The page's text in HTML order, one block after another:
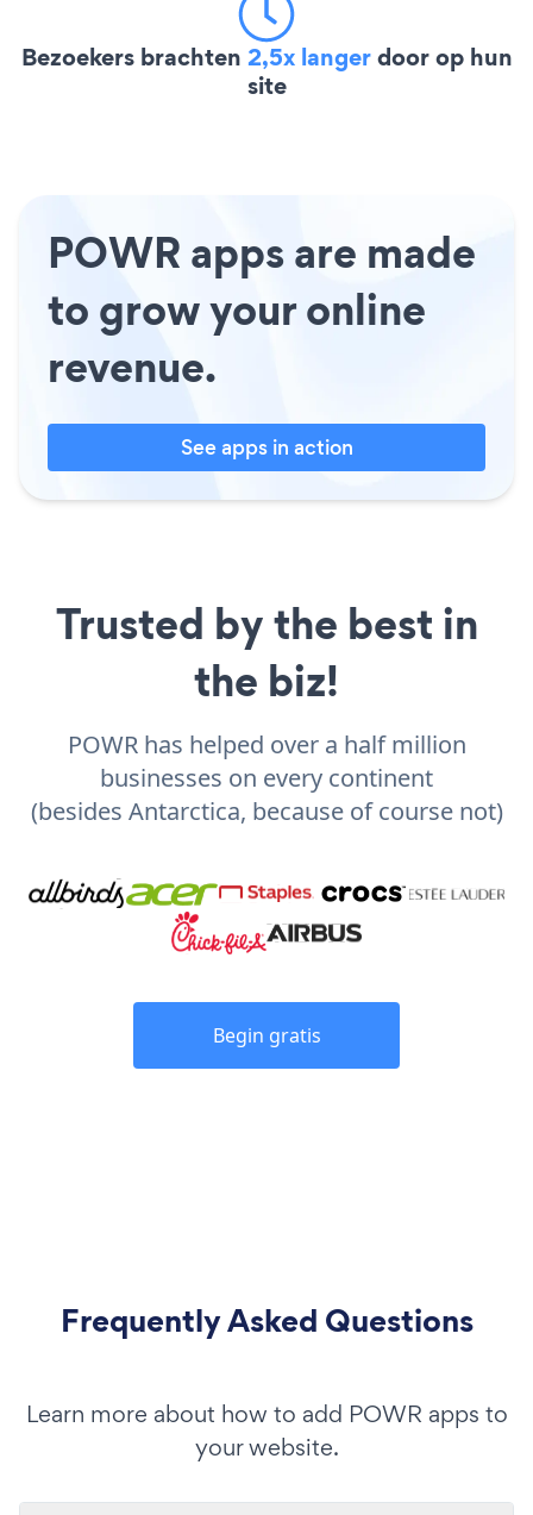
Bezoekers brachten 2,5x langerdoor op hun
site
POWR apps are made
to grow your online
revenue.
See apps in action
Trusted by the best in
the biz!
POWR has helped over a half million
businesses on every continent
(besides Antarctica, because of course not)
Begin gratis
Frequently Asked Questions
Learn more about how to add POWR apps to
your website.